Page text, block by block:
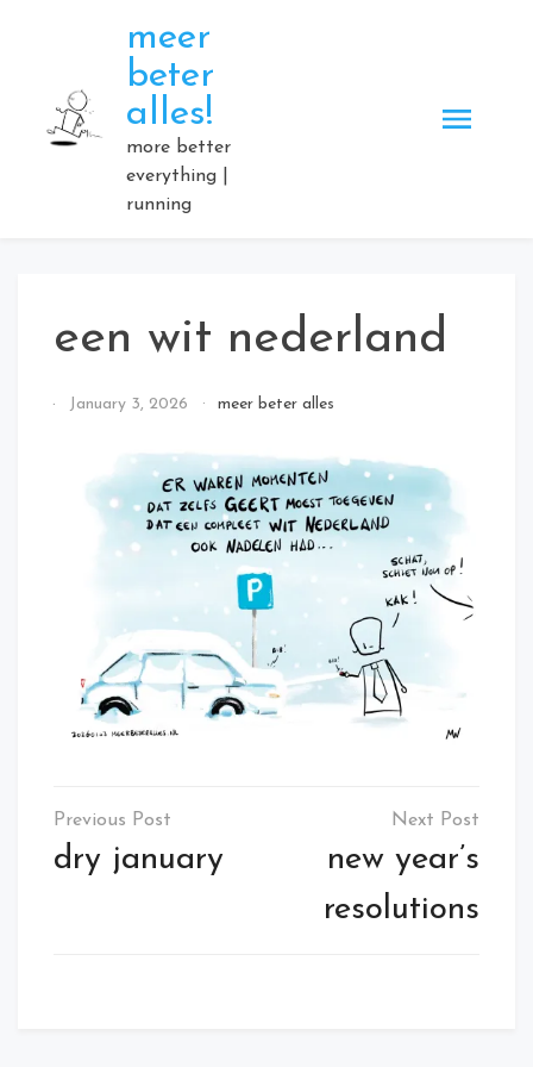
meer
beter
alles!
more better
everything |
running
een wit nederland
ByJanuary 3, 2026 meer beter alles
Post
navigation
dry january
new year’s
resolutions